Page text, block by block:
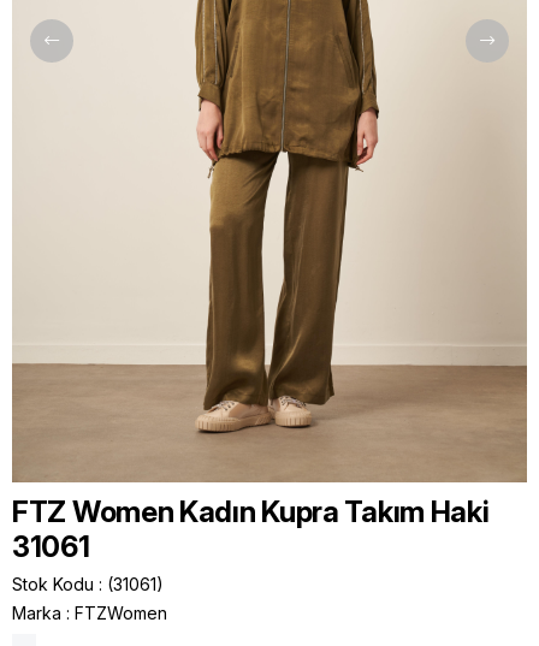
FTZ Women Kadın Kupra Takım Haki
31061
Stok Kodu
(31061)
Marka : FTZWomen